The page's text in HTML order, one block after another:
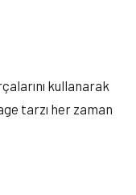
kullanarak
tarzı her zaman